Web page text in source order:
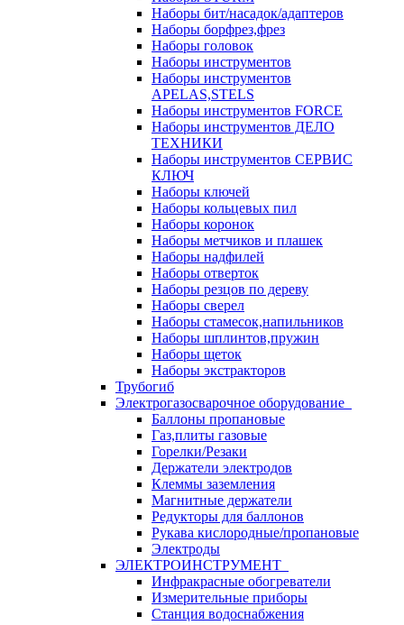
Наборы бит/насадок/адаптеров
Наборы борфрез,фрез
Наборы головок
Наборы инструментов
Наборы инструментов
APELAS,STELS
Наборы инструментов FORCE
Наборы инструментов ДЕЛО
ТЕХНИКИ
Наборы инструментов СЕРВИС
КЛЮЧ
Наборы ключей
Наборы кольцевых пил
Наборы коронок
Наборы метчиков и плашек
Наборы надфилей
Наборы отверток
Наборы резцов по дереву
Наборы сверел
Наборы стамесок,напильников
Наборы шплинтов,пружин
Наборы щеток
Наборы экстракторов
Трубогиб
Электрогазосварочное оборудование
Баллоны пропановые
Газ,плиты газовые
Горелки/Резаки
Держатели электродов
Клеммы заземления
Магнитные держатели
Редукторы для баллонов
Рукава кислородные/пропановые
Электроды
ЭЛЕКТРОИНСТРУМЕНТ
Инфракрасные обогреватели
Измерительные приборы
Станция водоснабжения